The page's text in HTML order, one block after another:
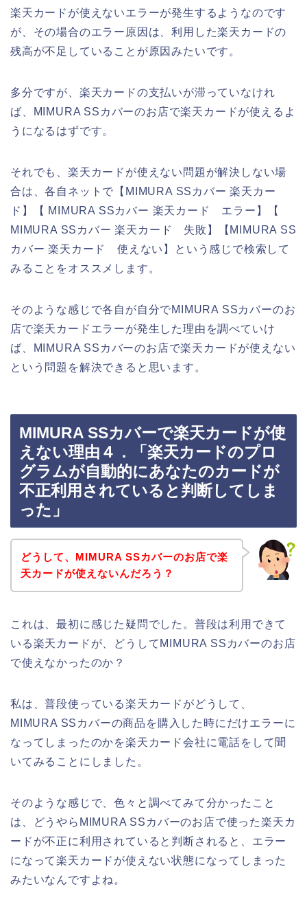
楽天カードが使えないエラーが発生するようなのです
が、その場合のエラー原因は、利用した楽天カードの
残高が不足していることが原因みたいです。
多分ですが、楽天カードの支払いが滞っていなけれ
ば、MIMURA SSカバーのお店で楽天カードが使えるよ
うになるはずです。
それでも、楽天カードが使えない問題が解決しない場
合は、各自ネットで【MIMURA SSカバー 楽天カー
ド】【 MIMURA SSカバー 楽天カード エラー】【
MIMURA SSカバー 楽天カード 失敗】【MIMURA SS
カバー 楽天カード 使えない】という感じで検索して
みることをオススメします。
そのような感じで各自が自分でMIMURA SSカバーのお
店で楽天カードエラーが発生した理由を調べていけ
ば、MIMURA SSカバーのお店で楽天カードが使えない
という問題を解決できると思います。
MIMURA SSカバーで楽天カードが使
えない理由４．「楽天カードのプロ
グラムが自動的にあなたのカードが
不正利用されていると判断してしま
った」
どうして、MIMURA SSカバーのお店で楽
天カードが使えないんだろう？
これは、最初に感じた疑問でした。普段は利用できて
いる楽天カードが、どうしてMIMURA SSカバーのお店
で使えなかったのか？
私は、普段使っている楽天カードがどうして、
MIMURA SSカバーの商品を購入した時にだけエラーに
なってしまったのかを楽天カード会社に電話をして聞
いてみることにしました。
そのような感じで、色々と調べてみて分かったこと
は、どうやらMIMURA SSカバーのお店で使った楽天カ
ードが不正に利用されていると判断されると、エラー
になって楽天カードが使えない状態になってしまった
みたいなんですよね。